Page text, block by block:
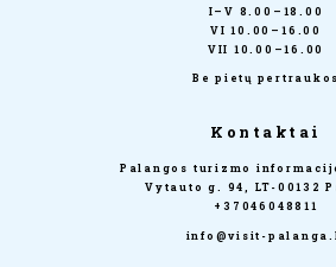
I–V 8.00–18.00
VI 10.00–16.00
VII 10.00–16.00
Be pietų pertraukos
Kontaktai
Palangos turizmo
Vytauto g. 94, LT-00132
+37046048811
info@visit-